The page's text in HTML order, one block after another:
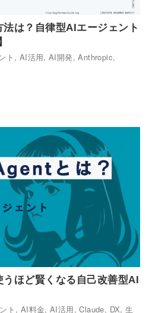
は？自律型AIエージェント
ト , AI活用,AI開発,Anthropic,
ほど賢くなる自己改善型AI
ト , AI料金,AI活用,Claude, DX,生